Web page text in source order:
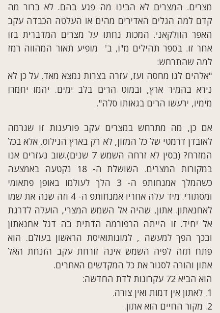
מצרים. המצרים לא הבינו מה פגע בהם. לא ברור מה
קדם למה הגלים האדירים מהים או העלטה הכבדה עקב
האפר הוולקאני. המכות נחתו על מצרים המדברית בזו
אחר זו. בספר תהילים מ"ו, ב' מופיע תאור המהווה רמז
למה שהתרחש:
"אלהים לנו מחסה ועז, עזרה בצרות נמצא מאד. על כן לא
נירא בהמיר ארץ, ובמוט הרים בלב ימים. יהמו יחמרו
מימיו, ירעשו הרים בגאותו סלה".
אם כן, מה מתרחש במצרים עקב פורענות זו שגרמה
לאובדן דרמטי של כל המזון, לא רק בארץ הנילוס, אלא בכל
המזרח? (בסין לא זרחה השמש 7 שנים).שוב נעזרים אנו
במקורות המצרים. השושלת ה- 18 נקטעה באמצעה
כשהמלך אמנחותפ ה- 3 הלך לעולמו באופן פתאומי
ומסתורי. מיד עלה אחריו אמנחותפ ה- 4 וזה שנה את שמו
לאחנאתון. אתון, שהיה אל השמש המצרי, הועלה לדרגת
אל יחיד. זו הייתה הרפורמה הדתית בה דגל אחנאתון
ובכך הפך למעשה , למונותואיסת הראשון בעולם. הוא
פתח תזה לפיה השמש אינה זורחת עקב הזנחת האל
אתון והורה לסגור את כל המקדשים האחרים.
הוא הביא 72 עקרונות לדת החדשה:
1. לאתון אין דמות ואין צורה.
2. מקור החיים הוא אתון.